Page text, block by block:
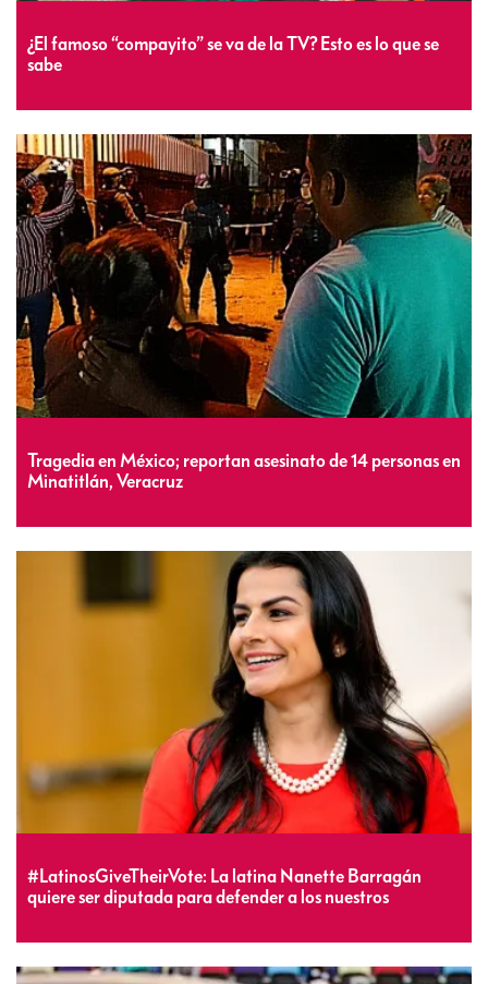
¿El famoso “compayito” se va de la TV? Esto es lo que se
sabe
Tragedia en México; reportan asesinato de 14 personas en
Minatitlán, Veracruz
#LatinosGiveTheirVote: La latina Nanette Barragán
quiere ser diputada para defender a los nuestros